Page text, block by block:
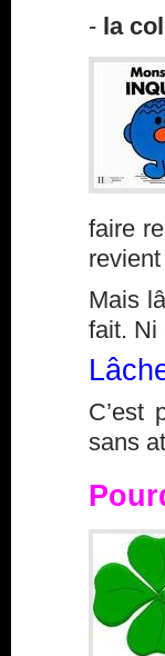
- la
faire
Mais
fait. Ni
C’est
sans